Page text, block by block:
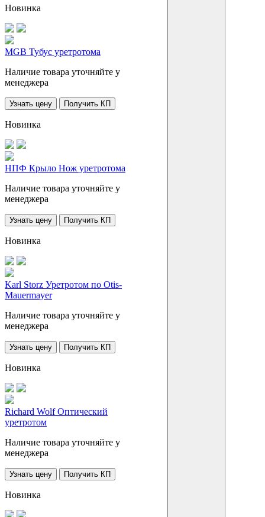
Новинка
MGB Тубус уретротома
Наличие товара уточняйте у
менеджера
Узнать цену Получить КП
Новинка
НПФ Крыло Нож уретротома
Наличие товара уточняйте у
менеджера
Узнать цену Получить КП
Новинка
Karl Storz Уретротом по Otis-
Mauermayer
Наличие товара уточняйте у
менеджера
Узнать цену Получить КП
Новинка
Richard Wolf Оптический
уретротом
Наличие товара уточняйте у
менеджера
Узнать цену Получить КП
Новинка